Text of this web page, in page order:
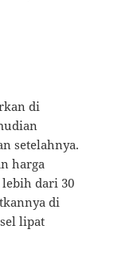
di
setelahnya.
harga
lebih dari 30
di
lipat